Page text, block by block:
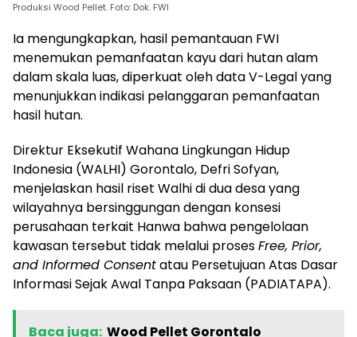
Produksi Wood Pellet. Foto: Dok. FWI
Ia mengungkapkan, hasil pemantauan FWI
menemukan pemanfaatan kayu dari hutan alam
dalam skala luas, diperkuat oleh data V-Legal yang
menunjukkan indikasi pelanggaran pemanfaatan
hasil hutan.
Direktur Eksekutif Wahana Lingkungan Hidup
Indonesia (WALHI) Gorontalo, Defri Sofyan,
menjelaskan hasil riset Walhi di dua desa yang
wilayahnya bersinggungan dengan konsesi
perusahaan terkait Hanwa bahwa pengelolaan
kawasan tersebut tidak melalui prosesFree, Prior,
and Informed Consentatau Persetujuan Atas Dasar
Informasi Sejak Awal Tanpa Paksaan (PADIATAPA).
Baca juga: Wood Pellet Gorontalo